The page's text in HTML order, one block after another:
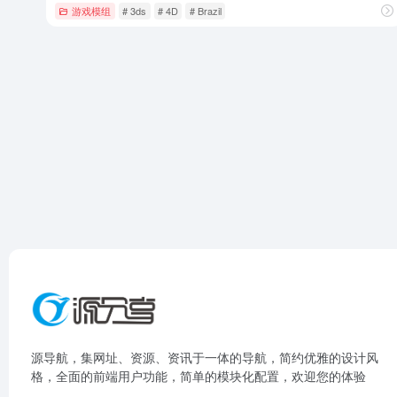
游戏模组 # 3ds # 4D # Brazil
源导航，集网址、资源、资讯于一体的导航，简约优雅的设计风
格，全面的前端用户功能，简单的模块化配置，欢迎您的体验